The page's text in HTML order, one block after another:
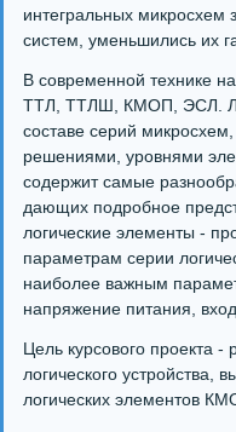
интегральных микросхем
систем, уменьшились их
В современной технике
ТТЛ, ТТЛШ, КМОП, ЭСЛ.
составе серий
решениями, уровнями
содержит самые
дающих подробное
логические элементы -
параметрам серии
наиболее важным
напряжение питания,
Цель курсового проекта
логического устройства,
логических элементов